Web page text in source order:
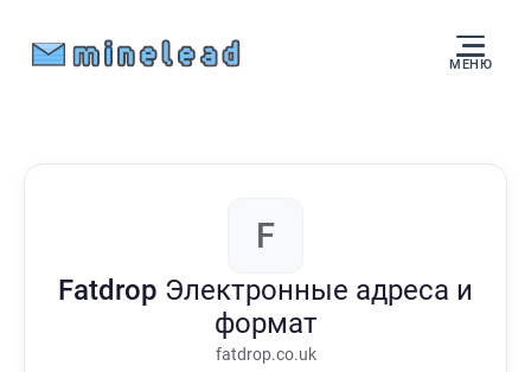
МЕНЮ
F
Fatdrop Электронные адреса и
формат
fatdrop.co.uk